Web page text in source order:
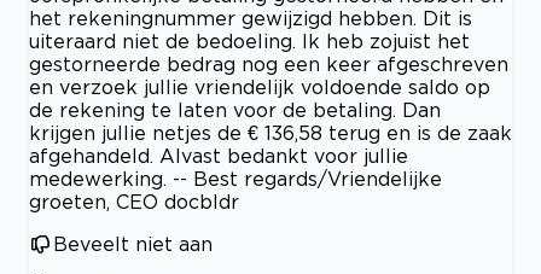
het rekeningnummer gewijzigd hebben. Dit is
uiteraard niet de bedoeling. Ik heb zojuist het
gestorneerde bedrag nog een keer afgeschreven
en verzoek jullie vriendelijk voldoende saldo op
de rekening te laten voor de betaling. Dan
krijgen jullie netjes de € 136,58 terug en is de zaak
afgehandeld. Alvast bedankt voor jullie
medewerking. -- Best regards/Vriendelijke
groeten, CEO docbldr
Beveelt niet aan